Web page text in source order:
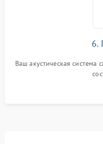
6.
Ваш акустическая система